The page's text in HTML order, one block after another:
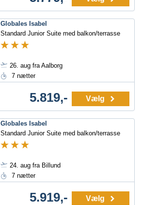
Globales Isabel
Standard Junior Suite med balkon/terrasse
26. aug fra Aalborg
7 nætter
5.819,- Vælg
Globales Isabel
Standard Junior Suite med balkon/terrasse
24. aug fra Billund
7 nætter
5.919,- Vælg